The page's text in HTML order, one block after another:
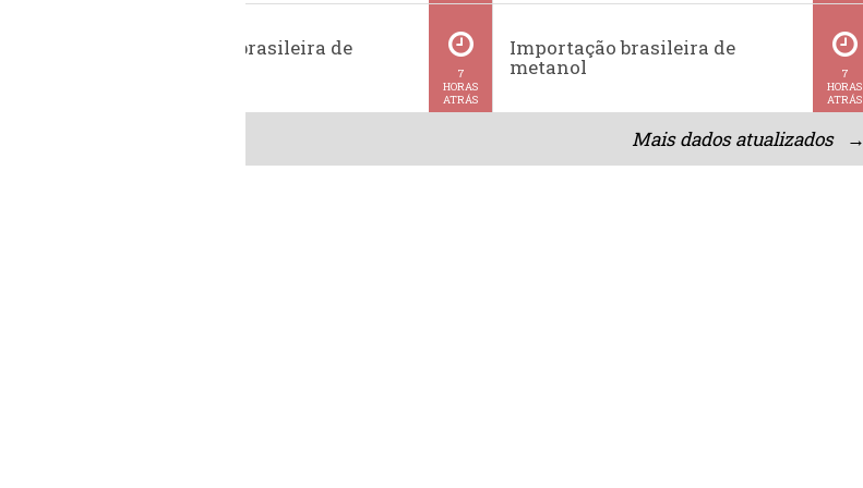
Exportação brasileira de
7
HORAS
ATRÁS
Importação brasileira de
metanol
7
HORAS
ATRÁS
Mais dados atualizados →